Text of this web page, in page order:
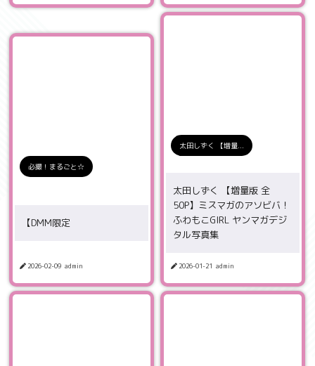
必撮！まるごと☆
【DMM限定
2026-02-09 admin
太田しずく 【増量...
太田しずく 【増量版 全
50P】ミスマガのアソビバ！
ふわもこGIRL ヤンマガデジ
タル写真集
2026-01-21 admin